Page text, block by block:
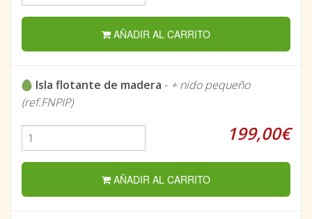
AÑADIR AL CARRITO
Isla flotante de madera - + nido pequeño
(ref.FNPIP)
199,00€
AÑADIR AL CARRITO